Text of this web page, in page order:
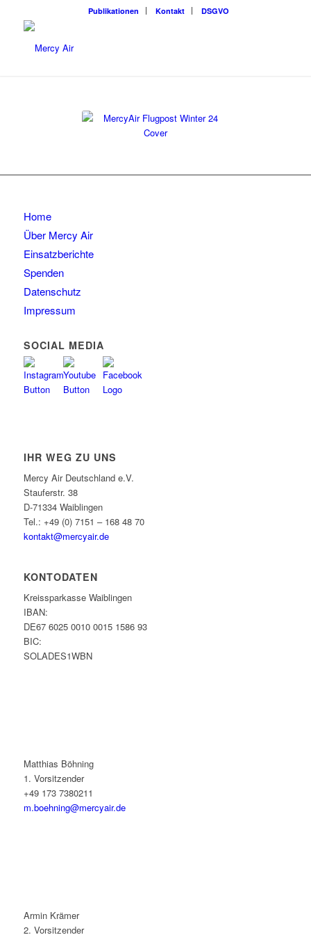
Publikationen Kontakt DSGVO
Home
Über Mercy Air
Einsatzberichte
Spenden
Datenschutz
Impressum
SOCIAL MEDIA
IHR WEG ZU UNS
Mercy Air Deutschland e.V.
Stauferstr. 38
D-71334 Waiblingen
Tel.: +49 (0) 7151 – 168 48 70
kontakt@mercyair.de
KONTODATEN
Kreissparkasse Waiblingen
IBAN:
DE67 6025 0010 0015 1586 93
BIC:
SOLADES1WBN
Matthias Böhning
1. Vorsitzender
+49 173 7380211
m.boehning@mercyair.de
Armin Krämer
2. Vorsitzender